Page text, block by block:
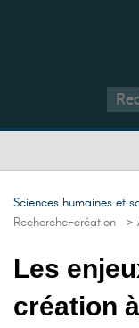
Sciences humaines et
Recherche-création >
Les
création